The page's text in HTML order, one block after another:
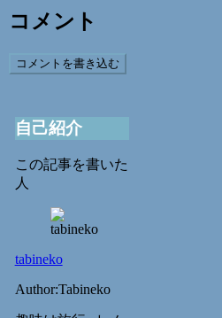
コメント
コメントを書き込む
自己紹介
この記事を書いた
人
tabineko
Author:Tabineko